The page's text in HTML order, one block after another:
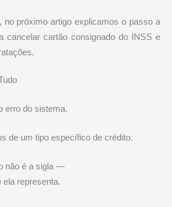
no próximo artigo explicamos o passo a
cancelar cartão consignado do INSS e
erro do sistema.
de um tipo específico de crédito.
não é a sigla —
ela representa.